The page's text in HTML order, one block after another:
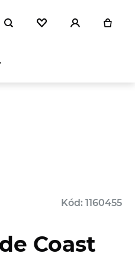
Kód: 1160455
Coast